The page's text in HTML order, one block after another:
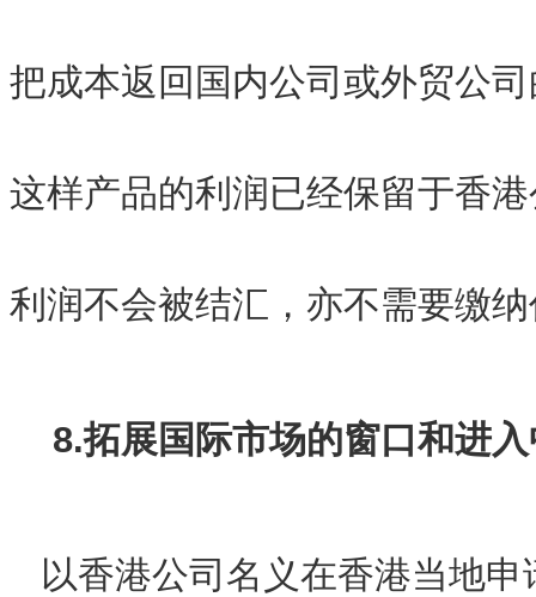
把成本返回国内公司或外贸公
这样产品的利润已经保留于香
利润不会被结汇，亦不需要缴
8.拓展国际市场的窗口和进
以香港公司名义在香港当地